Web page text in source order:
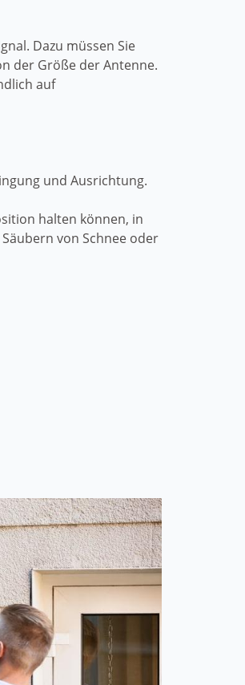
Dazu müssen Sie
der Größe der Antenne.
auf
und Ausrichtung.
halten können, in
von Schnee oder